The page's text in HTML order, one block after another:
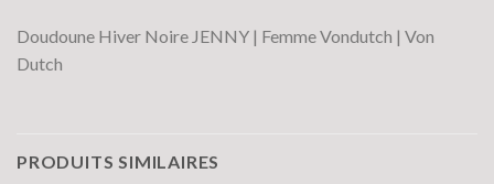
Doudoune Hiver Noire JENNY | Femme Vondutch | Von
Dutch
PRODUITS SIMILAIRES